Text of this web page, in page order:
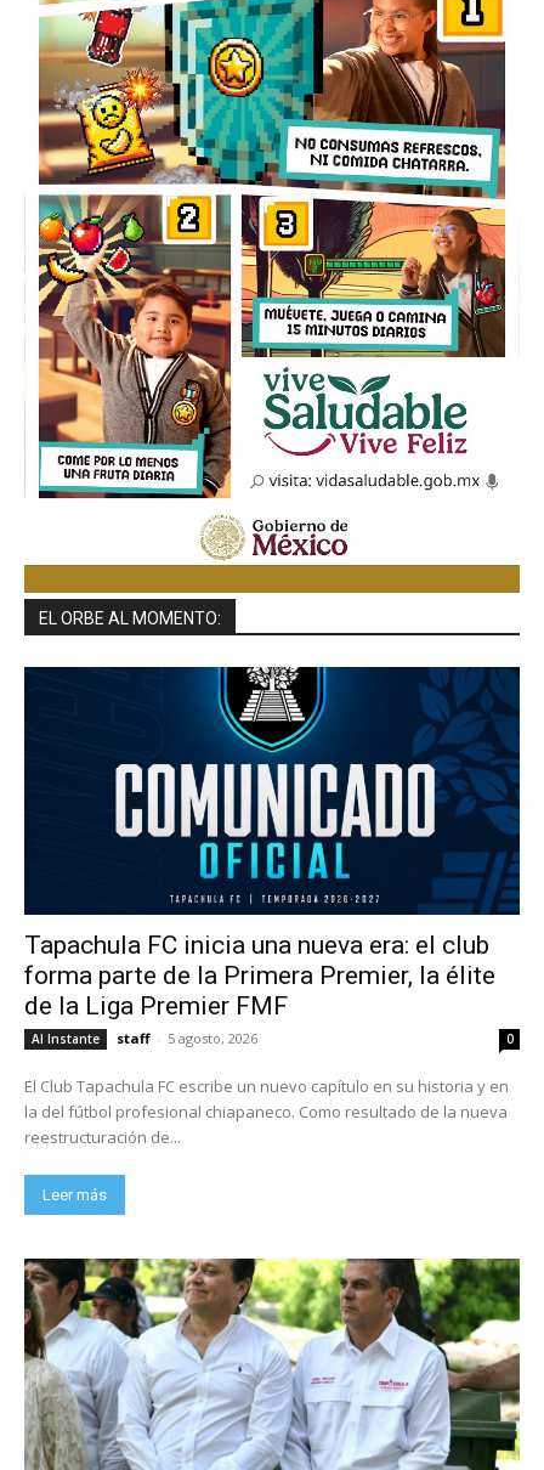
EL ORBE AL MOMENTO:
Tapachula FC inicia una nueva era: el club
forma parte de la Primera Premier, la élite
de la Liga Premier FMF
Al Instante staff - 5 agosto, 2026 0
El Club Tapachula FC escribe un nuevo capítulo en su historia y en
la del fútbol profesional chiapaneco. Como resultado de la nueva
reestructuración de...
Leer más